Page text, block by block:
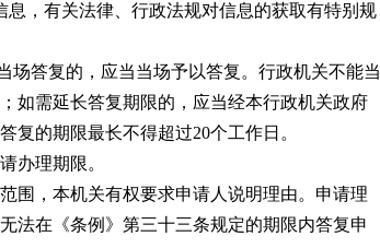
息，有关法律、行政法规对信息的获取有特别规
场答复的，应当当场予以答复。行政机关不能当
如需延长答复期限的，应当经本行政机关政府
复的期限最长不得超过20个工作日。
办理期限。
围，本机关有权要求申请人说明理由。申请理
法在《条例》第三十三条规定的期限内答复申